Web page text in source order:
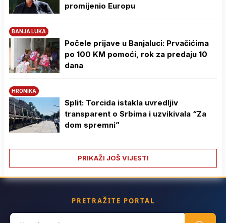
promijenio Europu
BANJA LUKA
Počele prijave u Banjaluci: Prvačićima
po 100 KM pomoći, rok za predaju 10
dana
HRONIKA
Split: Torcida istakla uvredljiv
transparent o Srbima i uzvikivala “Za
dom spremni”
PRIKAŽI JOŠ VIJESTI
PRETRAŽITE PORTAL
Search